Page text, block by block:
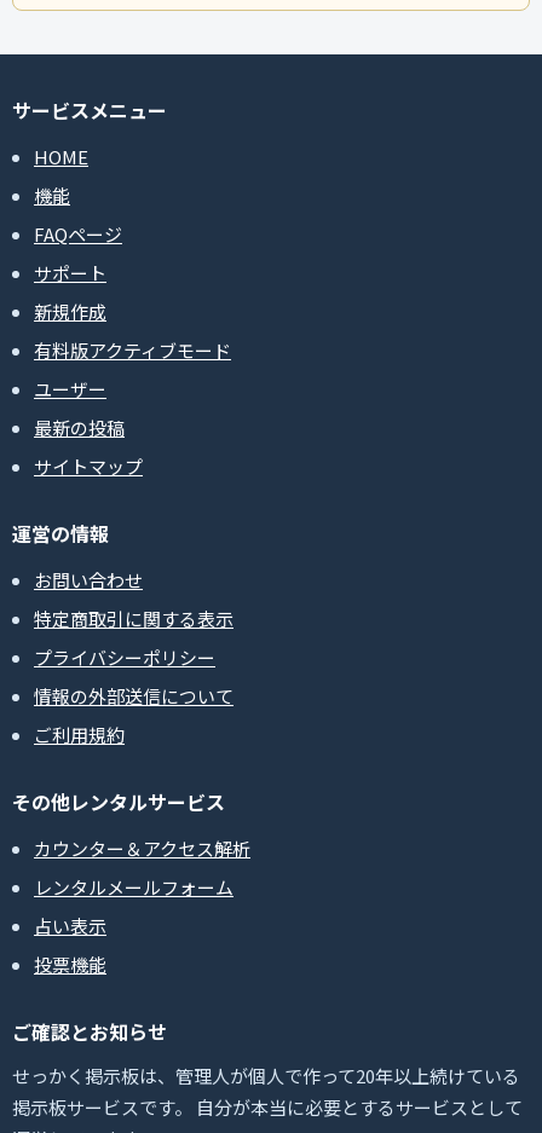
サービスメニュー
HOME
機能
FAQページ
サポート
新規作成
有料版アクティブモード
ユーザー
最新の投稿
サイトマップ
運営の情報
お問い合わせ
特定商取引に関する表示
プライバシーポリシー
情報の外部送信について
ご利用規約
その他レンタルサービス
カウンター＆アクセス解析
レンタルメールフォーム
占い表示
投票機能
ご確認とお知らせ
せっかく掲示板は、管理人が個人で作って20年以上続けている
掲示板サービスです。 自分が本当に必要とするサービスとして